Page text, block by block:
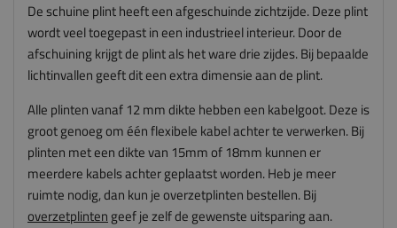
De schuine plint heeft een afgeschuinde zichtzijde. Deze plint
wordt veel toegepast in een industrieel interieur. Door de
afschuining krijgt de plint als het ware drie zijdes. Bij bepaalde
lichtinvallen geeft dit een extra dimensie aan de plint.
Alle plinten vanaf 12 mm dikte hebben een kabelgoot. Deze is
groot genoeg om één flexibele kabel achter te verwerken. Bij
plinten met een dikte van 15mm of 18mm kunnen er
meerdere kabels achter geplaatst worden.Heb je meer
ruimte nodig, dan kun je overzetplinten bestellen. Bij
overzetplinten geef je zelf de gewenste uitsparing aan.